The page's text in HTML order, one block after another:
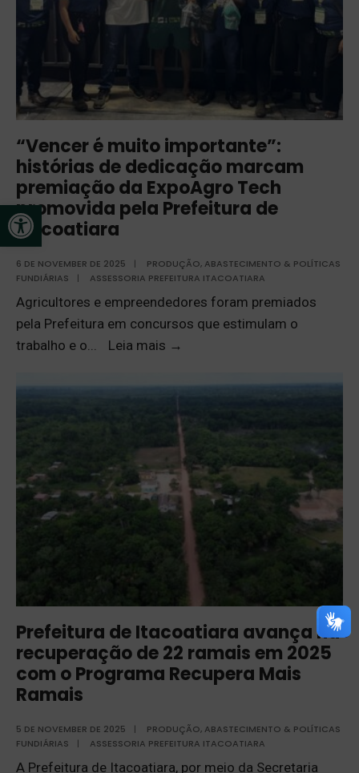
Open toolbar
“Vencer é muito importante”:
histórias de dedicação marcam
premiação da ExpoAgro Tech
promovida pela Prefeitura de
Itacoatiara
6 DE NOVEMBER DE 2025 |
PRODUÇÃO, ABASTECIMENTO & POLÍTICAS
FUNDIÁRIAS
| ASSESSORIA PREFEITURA ITACOATIARA
Agricultores e empreendedores foram premiados
pela Prefeitura em concursos que estimulam o
trabalho e o... Leia mais →
Prefeitura de Itacoatiara avança na
recuperação de 22 ramais em 2025
com o Programa Recupera Mais
Ramais
5 DE NOVEMBER DE 2025 |
PRODUÇÃO, ABASTECIMENTO & POLÍTICAS
FUNDIÁRIAS
| ASSESSORIA PREFEITURA ITACOATIARA
A Prefeitura de Itacoatiara, por meio da Secretaria